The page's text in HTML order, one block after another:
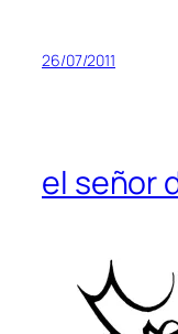
26/07/2011
el señor